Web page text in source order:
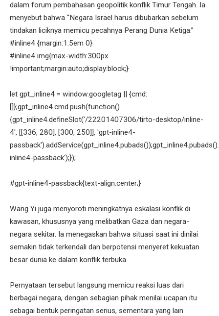
dalam forum pembahasan geopolitik konflik Timur Tengah. Ia
menyebut bahwa “Negara Israel harus dibubarkan sebelum
tindakan liciknya memicu pecahnya Perang Dunia Ketiga.”
#inline4 {margin:1.5em 0}
#inline4 img{max-width:300px
!important;margin:auto;display:block;}
let gpt_inline4 = window.googletag || {cmd:
[]};gpt_inline4.cmd.push(function()
{gpt_inline4.defineSlot('/22201407306/tirto-desktop/inline-
4', [[336, 280], [300, 250]], 'gpt-inline4-
inline4-passback');});
#gpt-inline4-passback{text-align:center;}
Wang Yi juga menyoroti meningkatnya eskalasi konflik di
kawasan, khususnya yang melibatkan Gaza dan negara-
negara sekitar. Ia menegaskan bahwa situasi saat ini dinilai
semakin tidak terkendali dan berpotensi menyeret kekuatan
besar dunia ke dalam konflik terbuka.
Pernyataan tersebut langsung memicu reaksi luas dari
berbagai negara, dengan sebagian pihak menilai ucapan itu
sebagai bentuk peringatan serius, sementara yang lain